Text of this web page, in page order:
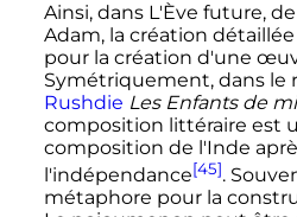
Ainsi, dans L'Ève future,
Adam, la création
pour la création d'une
Symétriquement, dans le
Rushdie Les Enfants de
composition littéraire est
composition de l'Inde
l'indépendance[45].
métaphore pour la